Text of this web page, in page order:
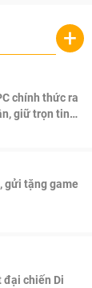
+
chính thức ra
giữ trọn tinh
gửi tặng game
đại chiến Di